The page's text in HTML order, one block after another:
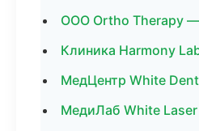
ООО Ortho Therapy
Клиника Harmony
МедЦентр White
МедиЛаб White